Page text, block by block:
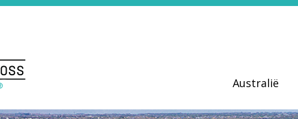
Australië